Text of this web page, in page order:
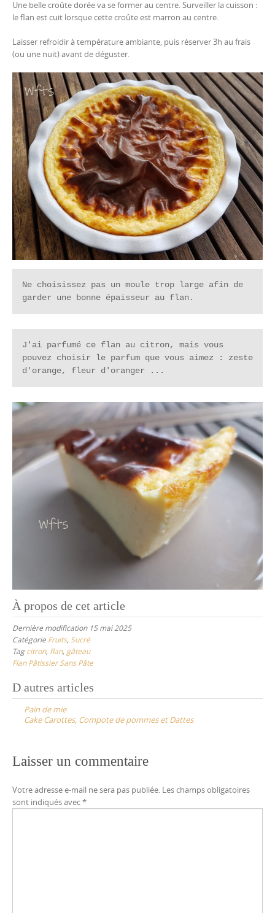
Une belle croûte dorée va se former au centre. Surveiller la cuisson :
le flan est cuit lorsque cette croûte est marron au centre.
Laisser refroidir à température ambiante, puis réserver 3h au frais
(ou une nuit) avant de déguster.
Ne choisissez pas un moule trop large afin de
garder une bonne épaisseur au flan.
J'ai parfumé ce flan au citron, mais vous
pouvez choisir le parfum que vous aimez : zeste
d'orange, fleur d'oranger ...
À propos de cet article
Dernière modification 15 mai 2025
Catégorie Fruits, Sucré
Tagcitron, flan, gâteau
Flan Pâtissier Sans Pâte
Post
navigation
D autres articles
Pain de mie
Cake Carottes, Compote de pommes et Dattes
Laisser un commentaire
Votre adresse e-mail ne sera pas publiée. Les champs obligatoires
sont indiqués avec*